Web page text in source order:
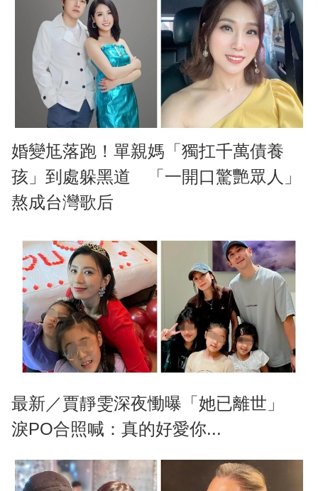
婚變尪落跑！單親媽「獨扛千萬債養
孩」到處躲黑道 「一開口驚艷眾人」
熬成台灣歌后
最新／賈靜雯深夜慟曝「她已離世」
淚PO合照喊：真的好愛你...